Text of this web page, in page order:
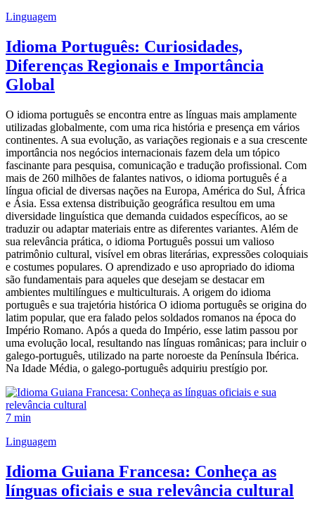
Linguagem
Idioma Português: Curiosidades,
Diferenças Regionais e Importância
Global
O idioma português se encontra entre as línguas mais amplamente
utilizadas globalmente, com uma rica história e presença em vários
continentes. A sua evolução, as variações regionais e a sua crescente
importância nos negócios internacionais fazem dela um tópico
fascinante para pesquisa, comunicação e tradução profissional. Com
mais de 260 milhões de falantes nativos, o idioma português é a
língua oficial de diversas nações na Europa, América do Sul, África
e Ásia. Essa extensa distribuição geográfica resultou em uma
diversidade linguística que demanda cuidados específicos, ao se
traduzir ou adaptar materiais entre as diferentes variantes. Além de
sua relevância prática, o idioma Português possui um valioso
patrimônio cultural, visível em obras literárias, expressões coloquiais
e costumes populares. O aprendizado e uso apropriado do idioma
são fundamentais para aqueles que desejam se destacar em
ambientes multilíngues e multiculturais. A origem do idioma
português e sua trajetória histórica O idioma português se origina do
latim popular, que era falado pelos soldados romanos na época do
Império Romano. Após a queda do Império, esse latim passou por
uma evolução local, resultando nas línguas românicas; para incluir o
galego-português, utilizado na parte noroeste da Península Ibérica.
Na Idade Média, o galego-português adquiriu prestígio por.
7 min
Linguagem
Idioma Guiana Francesa: Conheça as
línguas oficiais e sua relevância cultural